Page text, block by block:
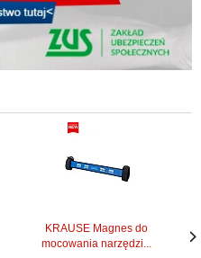
KRAUSE Magnes do
mocowania narzędzi...